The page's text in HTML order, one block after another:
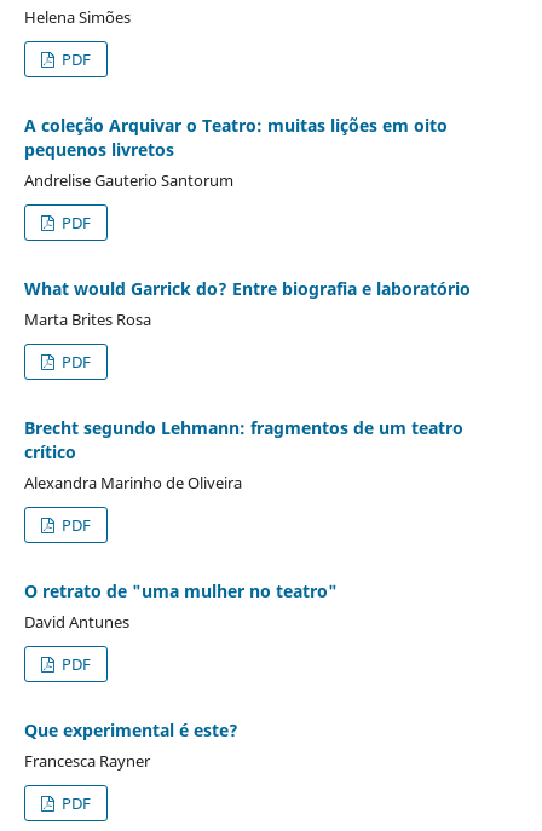
Helena Simões
PDF
A coleção Arquivar o Teatro: muitas lições em oito
pequenos livretos
Andrelise Gauterio Santorum
PDF
What would Garrick do? Entre biografia e laboratório
Marta Brites Rosa
PDF
Brecht segundo Lehmann: fragmentos de um teatro
crítico
Alexandra Marinho de Oliveira
PDF
O retrato de "uma mulher no teatro"
David Antunes
PDF
Que experimental é este?
Francesca Rayner
PDF